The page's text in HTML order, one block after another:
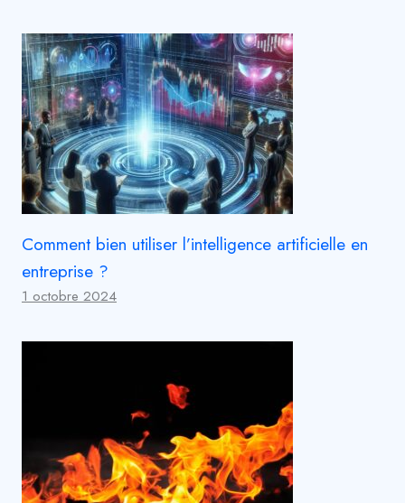
Comment bien utiliser l’intelligence artificielle en
entreprise ?
1 octobre 2024